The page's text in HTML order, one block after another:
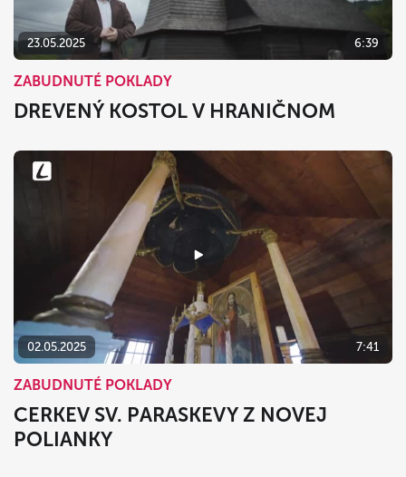
23.05.2025 6:39
ZABUDNUTÉ POKLADY
DREVENÝ KOSTOL V HRANIČNOM
02.05.2025 7:41
ZABUDNUTÉ POKLADY
CERKEV SV. PARASKEVY Z NOVEJ
POLIANKY